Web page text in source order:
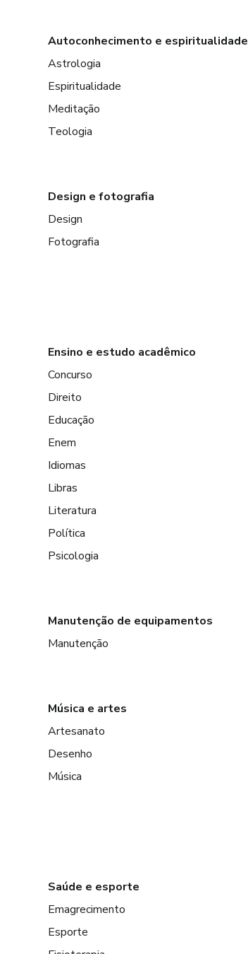
Autoconhecimento e espiritualidade
Astrologia
Espiritualidade
Meditação
Teologia
Design e fotografia
Design
Fotografia
Ensino e estudo acadêmico
Concurso
Direito
Educação
Enem
Idiomas
Libras
Literatura
Política
Psicologia
Manutenção de equipamentos
Manutenção
Música e artes
Artesanato
Desenho
Música
Saúde e esporte
Emagrecimento
Esporte